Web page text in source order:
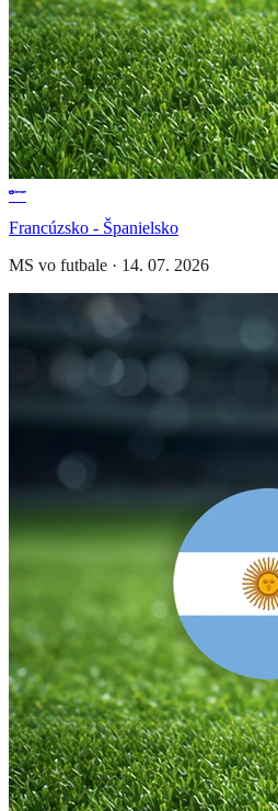
Francúzsko - Španielsko
MS vo futbale · 14. 07. 2026